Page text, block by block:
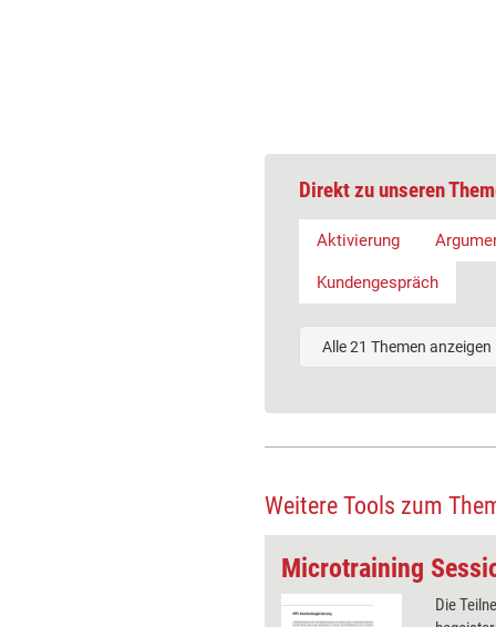
Direkt zu unseren
Aktivierung
Kundengespräch
Alle 21 Themen anzeigen
Weitere Tools zum
Die